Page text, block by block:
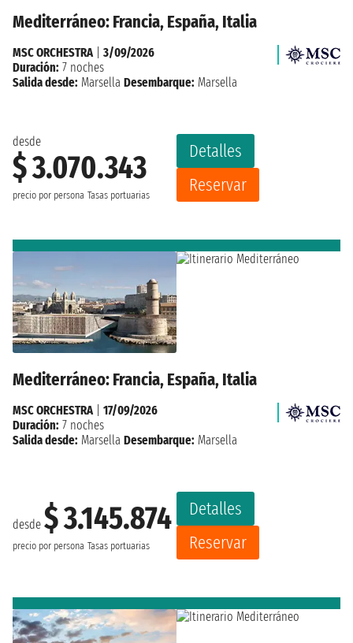
Mediterráneo: Francia, España, Italia
desde
$ 3.070.343
precio por persona Tasas portuarias
Detalles
Reservar
MSC ORCHESTRA| 3/09/2026
Duración: 7 noches
Salida desde: Marsella Desembarque: Marsella
Mediterráneo: Francia, España, Italia
desde $ 3.145.874
precio por persona Tasas portuarias
Detalles
Reservar
MSC ORCHESTRA| 17/09/2026
Duración: 7 noches
Salida desde: Marsella Desembarque: Marsella